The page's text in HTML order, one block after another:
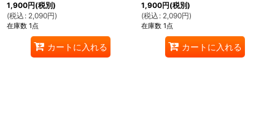
1,900円(税別)
(税込 : 2,090円)
在庫数 1点
カートに入れる
1,900円(税別)
(税込 : 2,090円)
在庫数 1点
カートに入れる